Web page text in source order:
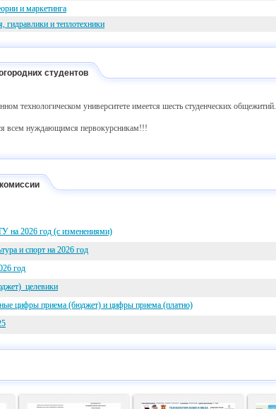
и маркетинга
гидравлики и теплотехники
студентов
технологическом университете имеется шесть студенческих общежитий.
всем нуждающимся первокурсникам!!!
на 2026 год (с изменениями)
и спорт на 2026 год
год
цифры приема (бюджет) и цифры приема (платно)